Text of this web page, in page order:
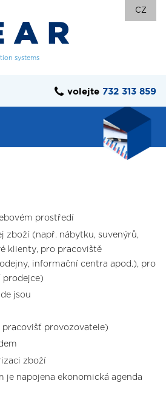
systems
CZ
volejte 732 313 859
prostředí
zboží (např. nábytku, suvenýrů,
klienty, pro pracoviště
informační centra apod.), pro
prodejce)
jsou
pracovišť provozovatele)
zboží
je napojena ekonomická agenda